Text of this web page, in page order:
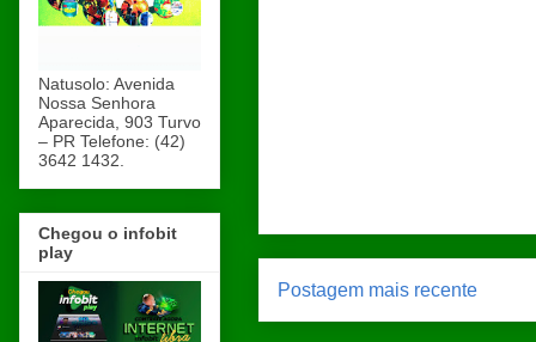
Postagem mais recente
Natusolo: Avenida
Nossa Senhora
Aparecida, 903 Turvo
– PR Telefone: (42)
3642 1432.
Chegou o infobit
play